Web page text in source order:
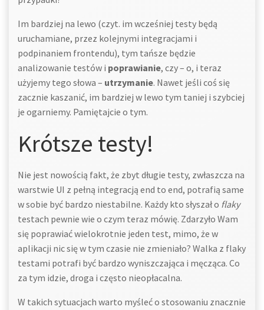
Im bardziej na lewo (czyt. im wcześniej testy będą
uruchamiane, przez kolejnymi integracjami i
podpinaniem frontendu), tym tańsze będzie
analizowanie testów i poprawianie, czy – o, i teraz
użyjemy tego słowa – utrzymanie. Nawet jeśli coś się
zacznie kaszanić, im bardziej w lewo tym taniej i szybciej
je ogarniemy. Pamiętajcie o tym.
Krótsze testy!
Nie jest nowością fakt, że zbyt długie testy, zwłaszcza na
warstwie UI z pełną integracją end to end, potrafią same
w sobie być bardzo niestabilne. Każdy kto słyszał o flaky
testach pewnie wie o czym teraz mówię. Zdarzyło Wam
się poprawiać wielokrotnie jeden test, mimo, że w
aplikacji nic się w tym czasie nie zmieniało? Walka z flaky
testami potrafi być bardzo wyniszczająca i męcząca. Co
za tym idzie, droga i często nieopłacalna.
W takich sytuacjach warto myśleć o stosowaniu znacznie